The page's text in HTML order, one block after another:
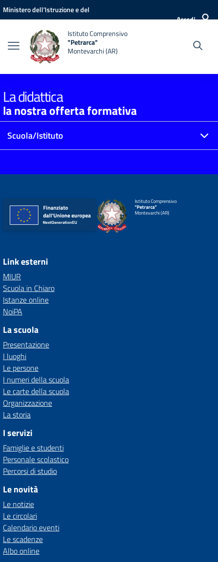
Vai ai contenuti
Vai al menu di navigazione
Vai al footer
Ministero dell'Istruzione e del
Accedi
Istituto Comprensivo
"Petrarca"
Montevarchi (AR)
La didattica
la nostra offerta formativa
Scuola/Istituto
Istituto Comprensivo
"Petrarca"
Montevarchi (AR)
Link esterni
MIUR
Scuola in Chiaro
Istanze online
NoiPA
La scuola
Presentazione
I luoghi
Le persone
I numeri della scuola
Le carte della scuola
Organizzazione
La storia
I servizi
Famiglie e studenti
Personale scolastico
Percorsi di studio
Le novità
Le notizie
Le circolari
Calendario eventi
Le scadenze
Albo online